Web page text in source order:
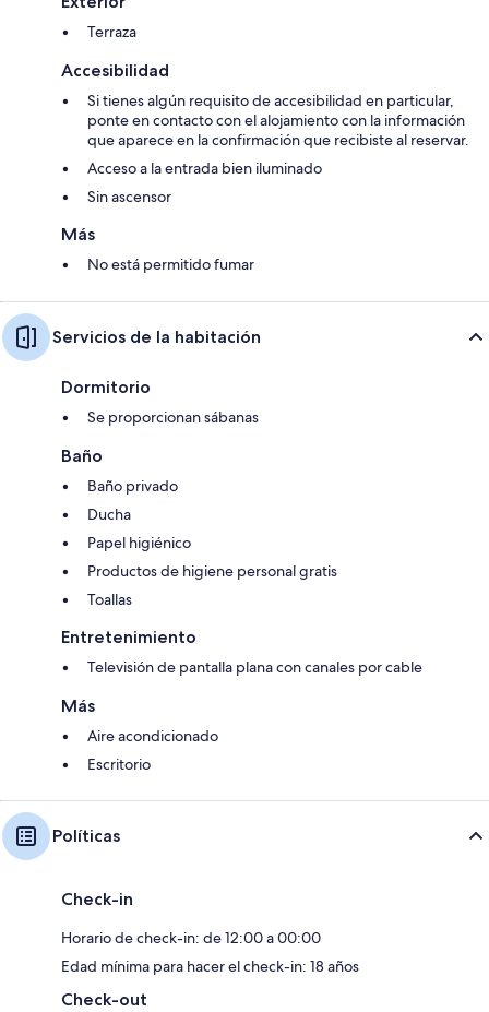
Terraza
Accesibilidad
Si tienes algún requisito de accesibilidad en particular,
ponte en contacto con el alojamiento con la información
que aparece en la confirmación que recibiste al reservar.
Acceso a la entrada bien iluminado
Sin ascensor
Más
No está permitido fumar
Servicios de la habitación
Dormitorio
Se proporcionan sábanas
Baño
Baño privado
Ducha
Papel higiénico
Productos de higiene personal gratis
Toallas
Entretenimiento
Televisión de pantalla plana con canales por cable
Más
Aire acondicionado
Escritorio
Políticas
Check-in
Horario de check-in: de 12:00 a 00:00
Edad mínima para hacer el check-in: 18 años
Check-out